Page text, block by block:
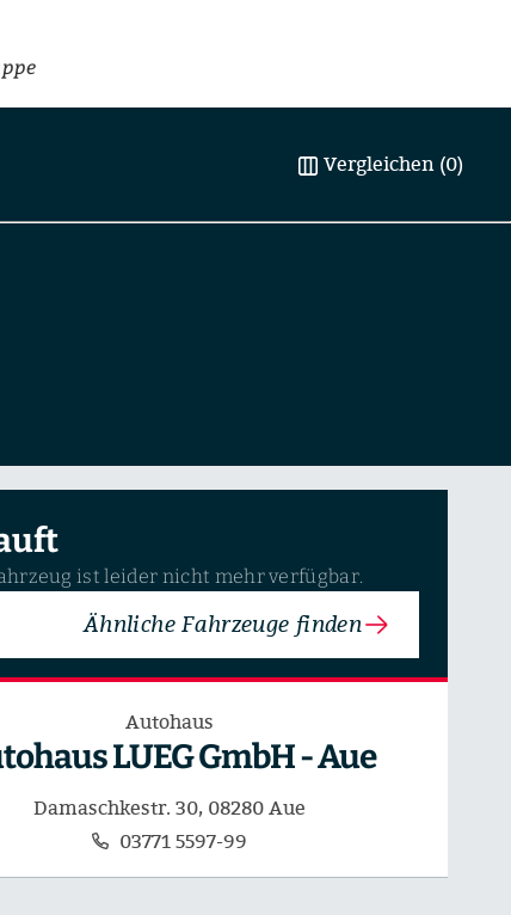
Vergleichen (0)
ist leider nicht mehr verfügbar.
Ähnliche Fahrzeuge finden
Autohaus
LUEG GmbH - Aue
Damaschkestr. 30, 08280 Aue
03771 5597-99